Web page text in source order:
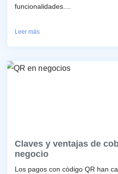
funcionalidades....
Leer más
Claves y ventajas de
negocio
Los pagos con código QR han